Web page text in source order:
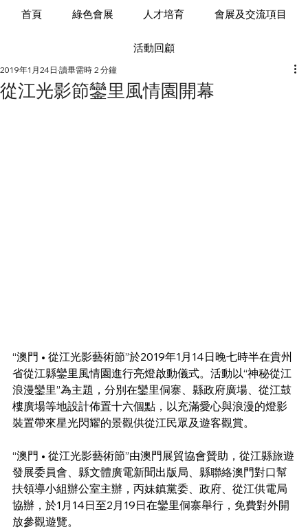
從江光影節鑾里風情園開幕
2019年1月24日 讀畢需時 2 分鐘
“澳門 • 從江光影藝術節”於2019年1月14日晚七時半在貴州
省從江縣鑾里風情園進行亮燈啟動儀式。活動以“神秘從江
浪漫鑾里”為主題，分別在鑾里侗寨、縣政府廣場、從江鼓
樓廣場等地設計佈置十六個點，以充滿愛心與浪漫的燈影
裝置帶來星光閃耀的景觀供從江民眾及遊客觀賞。
“澳門 • 從江光影藝術節”由澳門展貿協會贊助，從江縣旅遊
發展委員會、縣文體廣電新聞出版局、縣聯絡澳門對口幫
扶領導小組辦公室主辦，丙妹鎮黨委、政府、從江供電局
協辦，於1月14日至2月19日在鑾里侗寨舉行，免費對外開
放參觀遊覽。
首頁 綠色會展 人才培育 會展及交流項目
活動回顧